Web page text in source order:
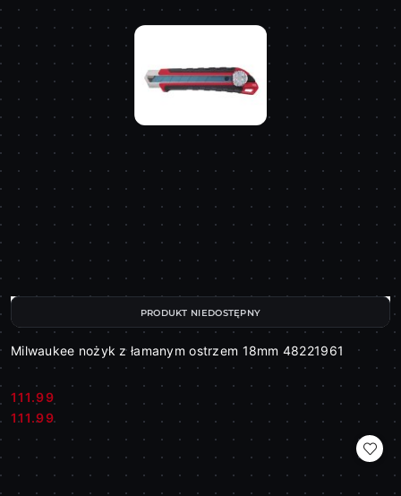
Milwaukee nożyk z łamanym ostrzem 18mm 48221961
Cena:
111.99
Cena:
111.99
PRODUKT NIEDOSTĘPNY